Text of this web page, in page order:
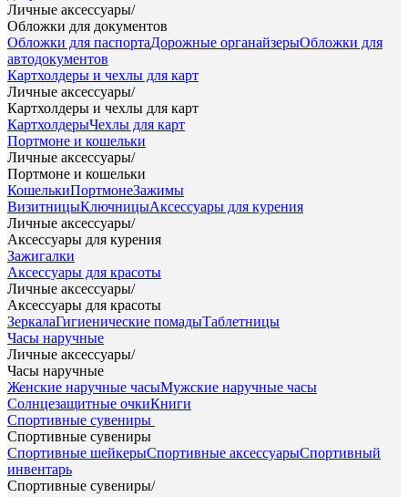
Личные аксессуары/
Обложки для документов
Обложки для паспортаДорожные органайзерыОбложки для
автодокументов
Картхолдеры и чехлы для карт
Личные аксессуары/
Картхолдеры и чехлы для карт
КартхолдерыЧехлы для карт
Портмоне и кошельки
Личные аксессуары/
Портмоне и кошельки
КошелькиПортмонеЗажимы
ВизитницыКлючницыАксессуары для курения
Личные аксессуары/
Аксессуары для курения
Зажигалки
Аксессуары для красоты
Личные аксессуары/
Аксессуары для красоты
ЗеркалаГигиенические помадыТаблетницы
Часы наручные
Личные аксессуары/
Часы наручные
Женские наручные часыМужские наручные часы
Солнцезащитные очкиКниги
Спортивные сувениры
Спортивные сувениры
Спортивные шейкерыСпортивные аксессуарыСпортивный
инвентарь
Спортивные сувениры/